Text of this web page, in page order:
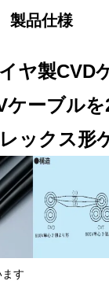
製品仕様
ヤ製CVD
ケーブル
ックス形
す